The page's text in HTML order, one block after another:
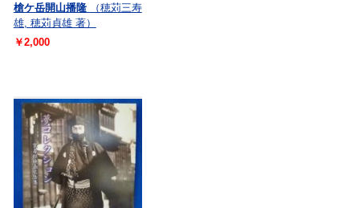
槍ケ岳開山播隆
（穂苅三寿
雄, 穂苅貞雄 著）
￥2,000